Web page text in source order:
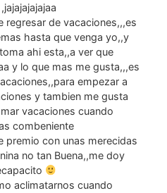
regresar de vacaciones,,,es
hasta que venga yo,,y
ahi esta,,a ver que
y lo que mas me gusta,,,es
empezar a
y tambien me gusta
vacaciones cuando
combeniente
premio con unas merecidas
no tan Buena,,me doy
aclimatarnos cuando